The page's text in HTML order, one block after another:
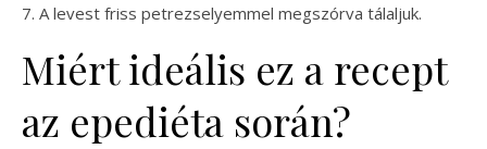
7. A levest friss petrezselyemmel megszórva tálaljuk.
Miért ideális ez a recept
az epediéta során?